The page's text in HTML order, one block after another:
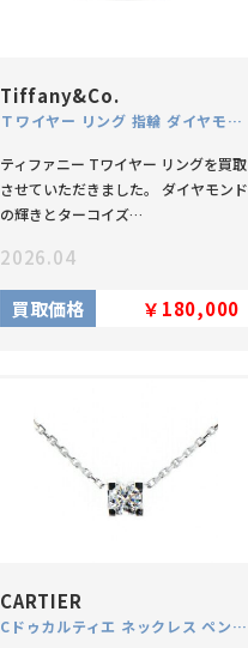
Tiffany&Co.
Ｔワイヤー リング 指輪 ダイヤモンド ターコイズ K18WG
ティファニー Tワイヤー リングを買取
させていただきました。 ダイヤモンド
の輝きとターコイズ…
2026.04
買取価格 ￥180,000
CARTIER
Cドゥカルティエ ネックレス ペンダント 750 K18WG 0.18ct ダイヤモンド